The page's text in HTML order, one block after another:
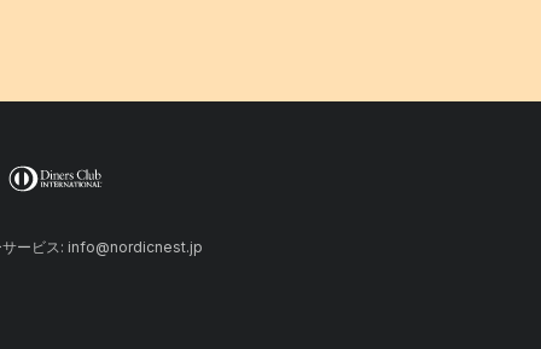
ービス: info@nordicnest.jp